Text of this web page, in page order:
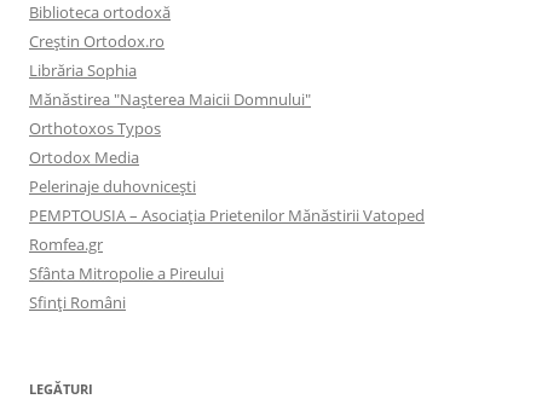
Biblioteca ortodoxă
Creştin Ortodox.ro
Librăria Sophia
Mănăstirea "Naşterea Maicii Domnului"
Orthotoxos Typos
Ortodox Media
Pelerinaje duhovnicești
PEMPTOUSIA – Asociația Prietenilor Mănăstirii Vatoped
Romfea.gr
Sfânta Mitropolie a Pireului
Sfinţi Români
LEGĂTURI